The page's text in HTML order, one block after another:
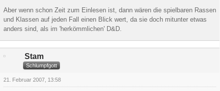
Aber wenn schon Zeit zum Einlesen ist, dann wären die spielbaren Rassen
und Klassen auf jeden Fall einen Blick wert, da sie doch mitunter etwas
anders sind, als im 'herkömmlichen' D&D.
Stam
Schlumpfgott
21. Februar 2007, 13:58